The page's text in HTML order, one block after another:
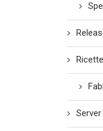
Ricette
Server